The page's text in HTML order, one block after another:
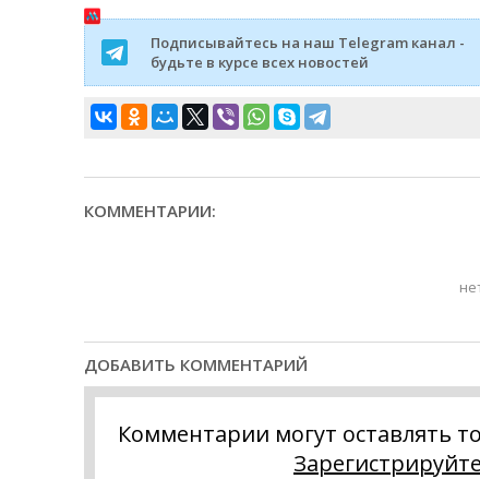
Подписывайтесь на наш Telegram канал -
будьте в курсе всех новостей
КОММЕНТАРИИ:
ДОБАВИТЬ КОММЕНТАРИЙ
Комментарии могут оставлять